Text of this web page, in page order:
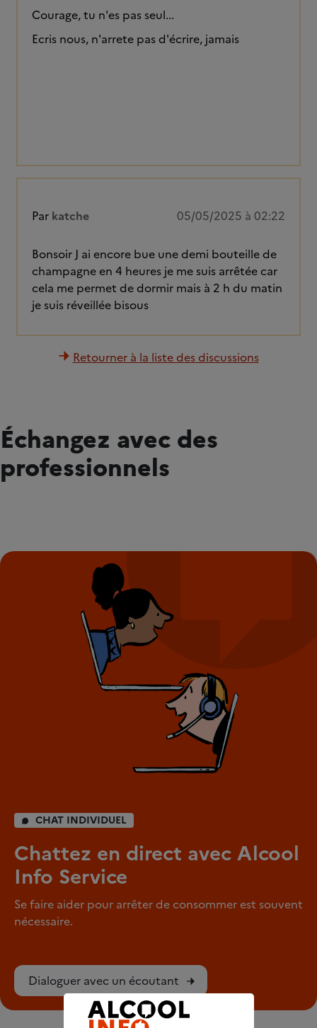
Courage, tu n'es pas seul...
Ecris nous, n'arrete pas d'écrire, jamais
Par katche 05/05/2025 à 02:22
Bonsoir J ai encore bue une demi bouteille de
champagne en 4 heures je me suis arrêtée car
cela me permet de dormir mais à 2 h du matin
je suis réveillée bisous
Retourner à la liste des discussions
Échangez avec des
professionnels
CHAT INDIVIDUEL
Chattez en direct avec Alcool
Info Service
Se faire aider pour arrêter de consommer est souvent
nécessaire.
Dialoguer avec un écoutant